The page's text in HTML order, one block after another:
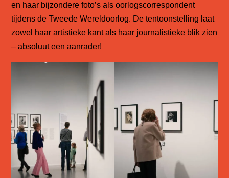
en haar bijzondere foto’s als oorlogscorrespondent
tijdens de Tweede Wereldoorlog. De tentoonstelling laat
zowel haar artistieke kant als haar journalistieke blik zien
– absoluut een aanrader!